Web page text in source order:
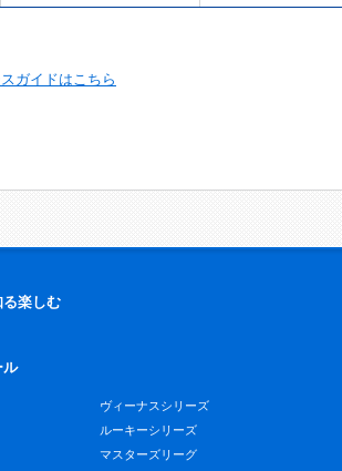
ガイドはこちら
楽しむ
ル
ヴィーナスシリーズ
ルーキーシリーズ
マスターズリーグ